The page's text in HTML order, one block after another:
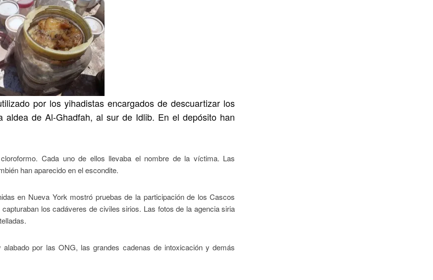
por los yihadistas encargados de descuartizar los
de Al-Ghadfah, al sur de Idlib. En el depósito han
Cada uno de ellos llevaba el nombre de la víctima. Las
han aparecido en el escondite.
en Nueva York mostró pruebas de la participación de los Cascos
los cadáveres de civiles sirios. Las fotos de la agencia siria
por las ONG, las grandes cadenas de intoxicación y demás